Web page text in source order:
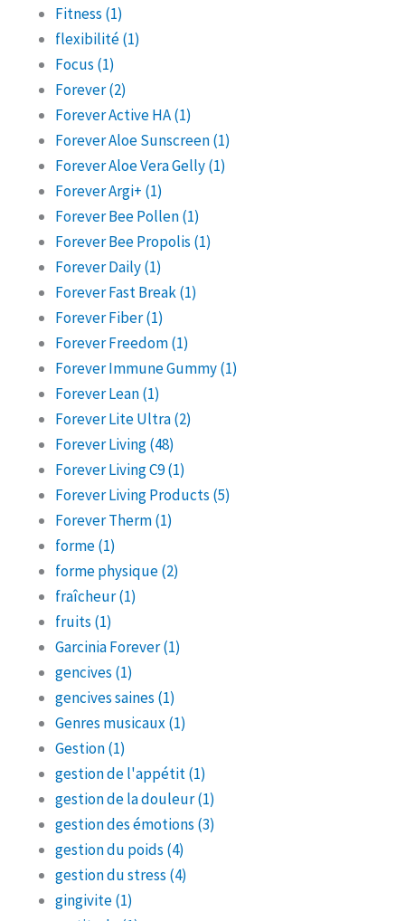
Fitness (1)
flexibilité(1)
Focus (1)
Forever(2)
Forever Active HA(1)
Forever Aloe Sunscreen(1)
Forever Aloe Vera Gelly(1)
Forever Argi+ (1)
Forever Bee Pollen(1)
Forever Bee Propolis (1)
Forever Daily(1)
Forever Fast Break(1)
Forever Fiber(1)
Forever Freedom(1)
Forever Immune Gummy(1)
Forever Lean(1)
Forever Lite Ultra(2)
Forever Living(48)
Forever Living C9(1)
Forever Living Products (5)
Forever Therm(1)
forme(1)
forme physique(2)
fraîcheur(1)
fruits (1)
Garcinia Forever(1)
gencives (1)
gencives saines (1)
Genres musicaux(1)
Gestion(1)
gestion de l'appétit(1)
gestion de la douleur(1)
gestion des émotions (3)
gestion du poids (4)
gestion du stress (4)
gingivite(1)